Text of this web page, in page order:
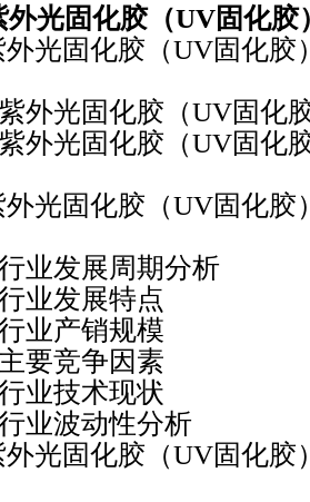
外光固化胶（UV固化胶
固化胶（UV固化胶
固化胶（UV固化胶
固化胶（UV固化胶
固化胶（UV固化胶
展周期分析
展特点
销规模
争因素
术现状
动性分析
固化胶（UV固化胶